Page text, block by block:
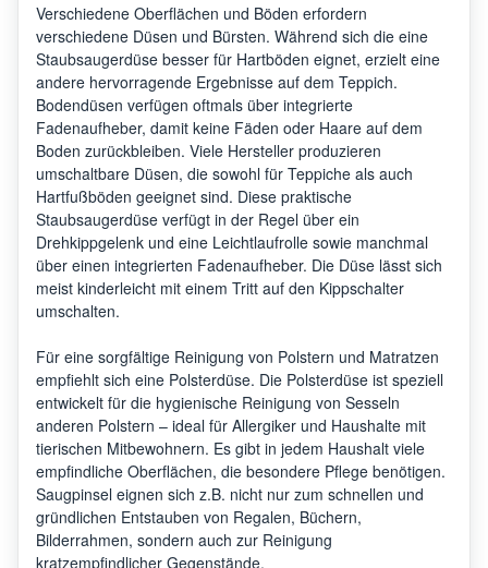
Verschiedene Oberflächen und Böden erfordern
verschiedene Düsen und Bürsten. Während sich die eine
Staubsaugerdüse besser für Hartböden eignet, erzielt eine
andere hervorragende Ergebnisse auf dem Teppich.
Bodendüsen verfügen oftmals über integrierte
Fadenaufheber, damit keine Fäden oder Haare auf dem
Boden zurückbleiben. Viele Hersteller produzieren
umschaltbare Düsen, die sowohl für Teppiche als auch
Hartfußböden geeignet sind. Diese praktische
Staubsaugerdüse verfügt in der Regel über ein
Drehkippgelenk und eine Leichtlaufrolle sowie manchmal
über einen integrierten Fadenaufheber. Die Düse lässt sich
meist kinderleicht mit einem Tritt auf den Kippschalter
umschalten.
Für eine sorgfältige Reinigung von Polstern und Matratzen
empfiehlt sich eine Polsterdüse. Die Polsterdüse ist speziell
entwickelt für die hygienische Reinigung von Sesseln
anderen Polstern – ideal für Allergiker und Haushalte mit
tierischen Mitbewohnern. Es gibt in jedem Haushalt viele
empfindliche Oberflächen, die besondere Pflege benötigen.
Saugpinsel eignen sich z.B. nicht nur zum schnellen und
gründlichen Entstauben von Regalen, Büchern,
Bilderrahmen, sondern auch zur Reinigung
kratzempfindlicher Gegenstände.